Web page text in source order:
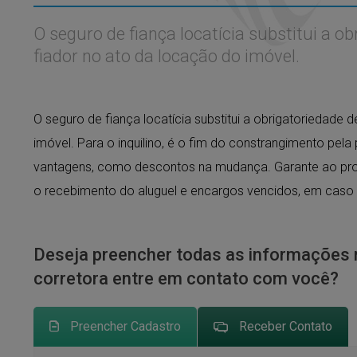
O seguro de fiança locatícia substitui a
fiador no ato da locação do imóvel.
O seguro de fiança locatícia substitui a obrigatoriedade
imóvel. Para o inquilino, é o fim do constrangimento
vantagens, como descontos na mudança. Garante ao
o recebimento do aluguel e encargos vencidos, em
Deseja preencher todas as
corretora entre em contato com você?
Preencher Cadastro Receber Contato